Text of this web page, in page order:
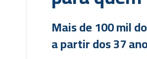
Mais de 100 mil
a partir dos 37